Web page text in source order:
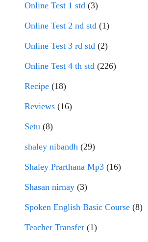
Online Test 1 std (3)
Online Test 2 nd std (1)
Online Test 3 rd std (2)
Online Test 4 th std (226)
Recipe (18)
Reviews (16)
Setu (8)
shaley nibandh (29)
Shaley Prarthana Mp3 (16)
Shasan nirnay (3)
Spoken English Basic Course (8)
Teacher Transfer (1)